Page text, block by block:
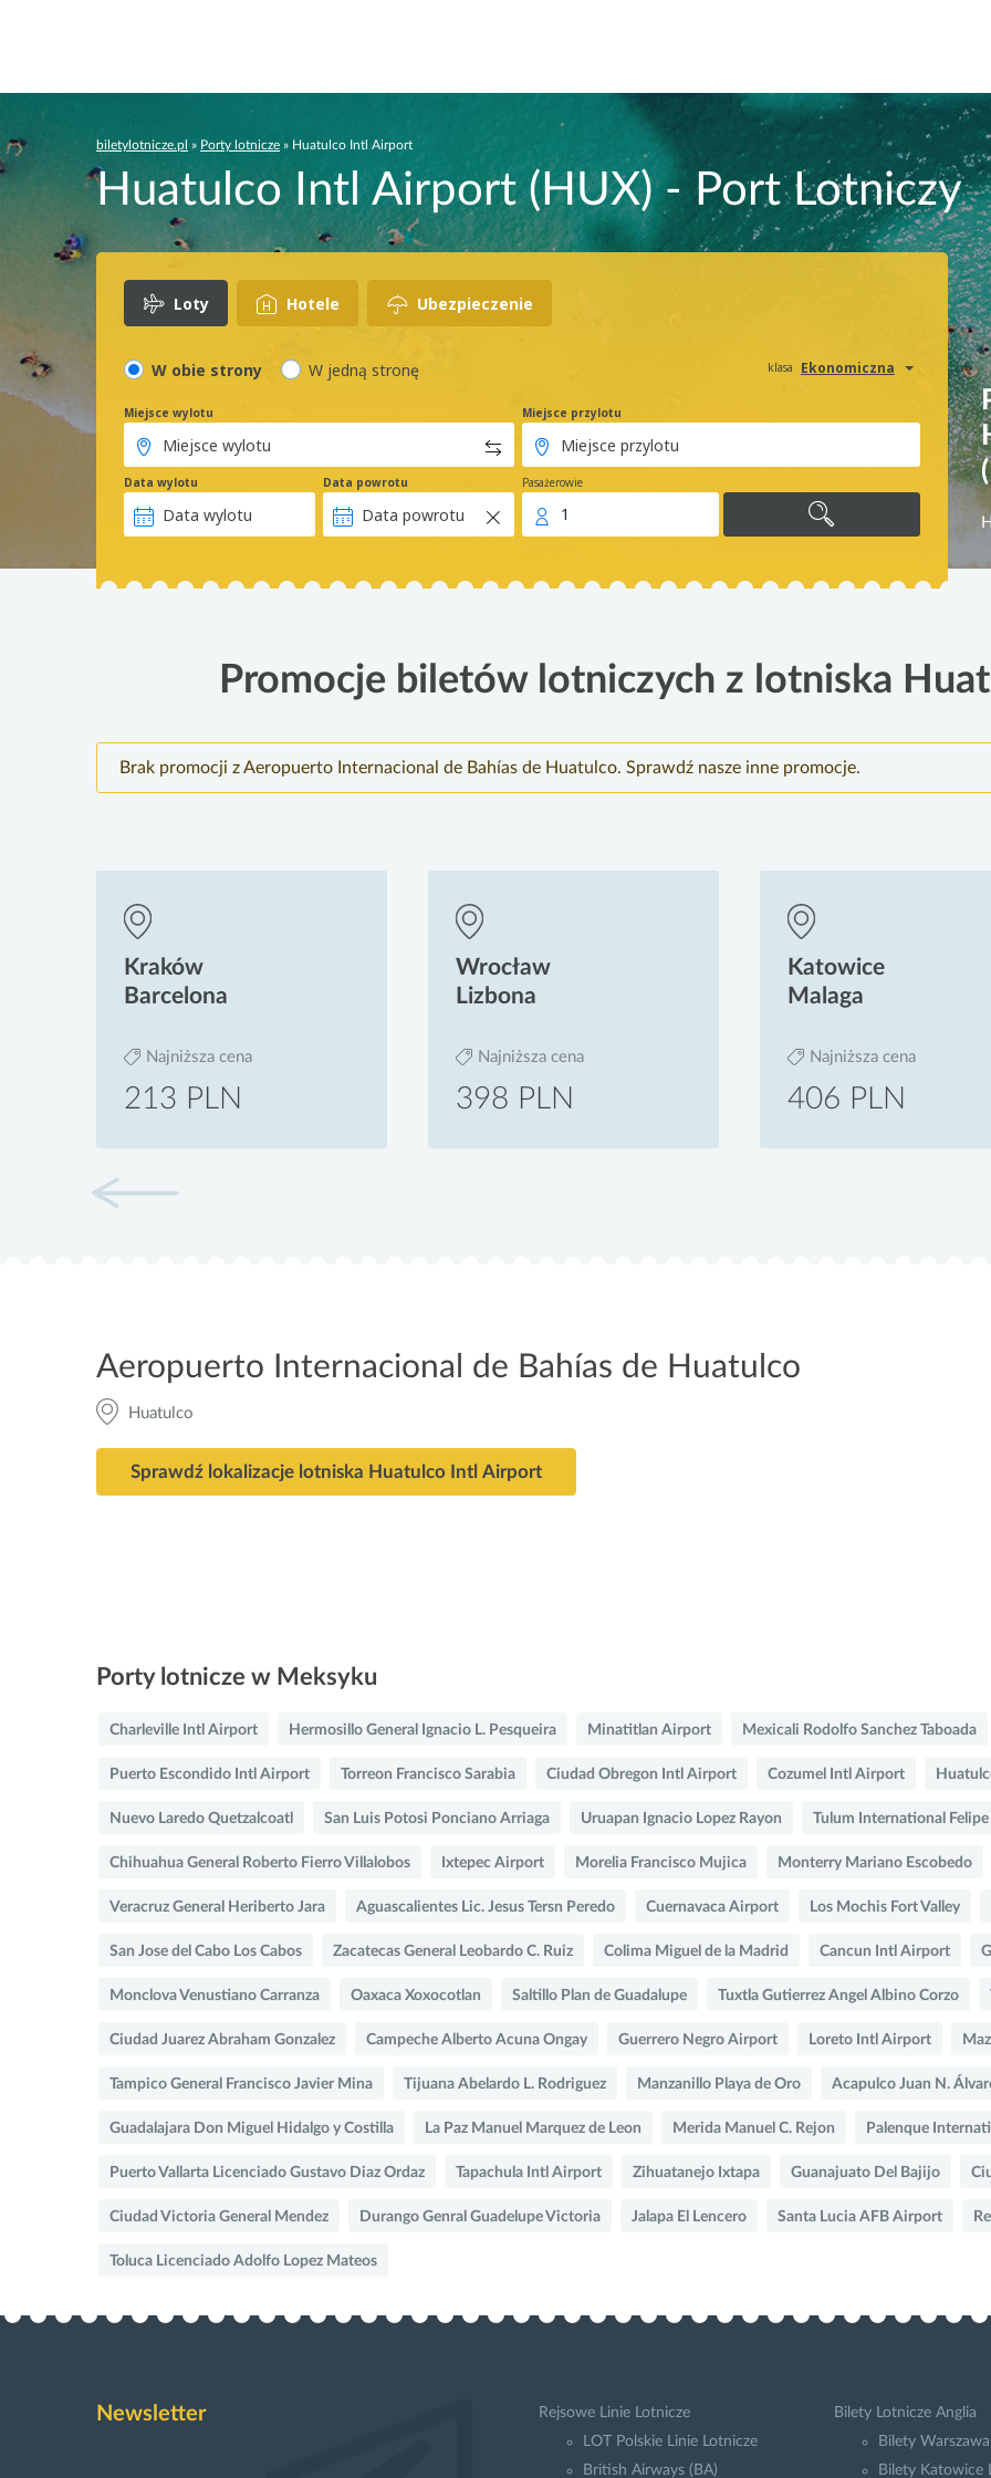
biletylotnicze.pl » Porty lotnicze » Huatulco Intl Airport
Huatulco Intl Airport (HUX) - Port Lotniczy
Loty Hotele Ubezpieczenie
klasa Ekonomiczna
W obie strony W jedną stronę
Miejsce wylotu Miejsce przylotu
Data wylotu Data powrotu Pasażerowie
1
Promocje biletów lotniczych z lotniska
Brak promocji z Aeropuerto Internacional de Bahías de Huatulco. Sprawdź nasze inne promocje.
Kraków
Barcelona
Najniższa cena
213 PLN
Wrocław
Lizbona
Najniższa cena
398 PLN
Katowice
Malaga
Najniższa cena
406 PLN
Aeropuerto Internacional de Bahías de Huatulco
Huatulco
Sprawdź lokalizacje lotniska Huatulco Intl Airport
Porty lotnicze w Meksyku
Charleville Intl Airport Hermosillo General Ignacio L. Pesqueira Minatitlan Airport Mexicali Rodolfo Sanchez Taboada
Puerto Escondido Intl Airport Torreon Francisco Sarabia Ciudad Obregon Intl Airport Cozumel Intl Airport
Nuevo Laredo Quetzalcoatl San Luis Potosi Ponciano Arriaga Uruapan Ignacio Lopez Rayon Tulum International
Chihuahua General Roberto Fierro Villalobos Ixtepec Airport Morelia Francisco Mujica Monterry Mariano Escobedo
Veracruz General Heriberto Jara Aguascalientes Lic. Jesus Tersn Peredo Cuernavaca Airport Los Mochis Fort Valley
San Jose del Cabo Los Cabos Zacatecas General Leobardo C. Ruiz Colima Miguel de la Madrid Cancun Intl Airport
Monclova Venustiano Carranza Oaxaca Xoxocotlan Saltillo Plan de Guadalupe Tuxtla Gutierrez Angel Albino Corzo
Ciudad Juarez Abraham Gonzalez Campeche Alberto Acuna Ongay Guerrero Negro Airport Loreto Intl Airport
Tampico General Francisco Javier Mina Tijuana Abelardo L. Rodriguez Manzanillo Playa de Oro Acapulco Juan N.
Guadalajara Don Miguel Hidalgo y Costilla La Paz Manuel Marquez de Leon Merida Manuel C. Rejon Palenque
Puerto Vallarta Licenciado Gustavo Diaz Ordaz Tapachula Intl Airport Zihuatanejo Ixtapa Guanajuato Del Bajijo
Ciudad Victoria General Mendez Durango Genral Guadelupe Victoria Jalapa El Lencero Santa Lucia AFB Airport
Toluca Licenciado Adolfo Lopez Mateos
Newsletter
Rejsowe Linie Lotnicze
LOT Polskie Linie Lotnicze
British Airways (BA)
Bilety Lotnicze Anglia
Bilety
Bilety Katowice